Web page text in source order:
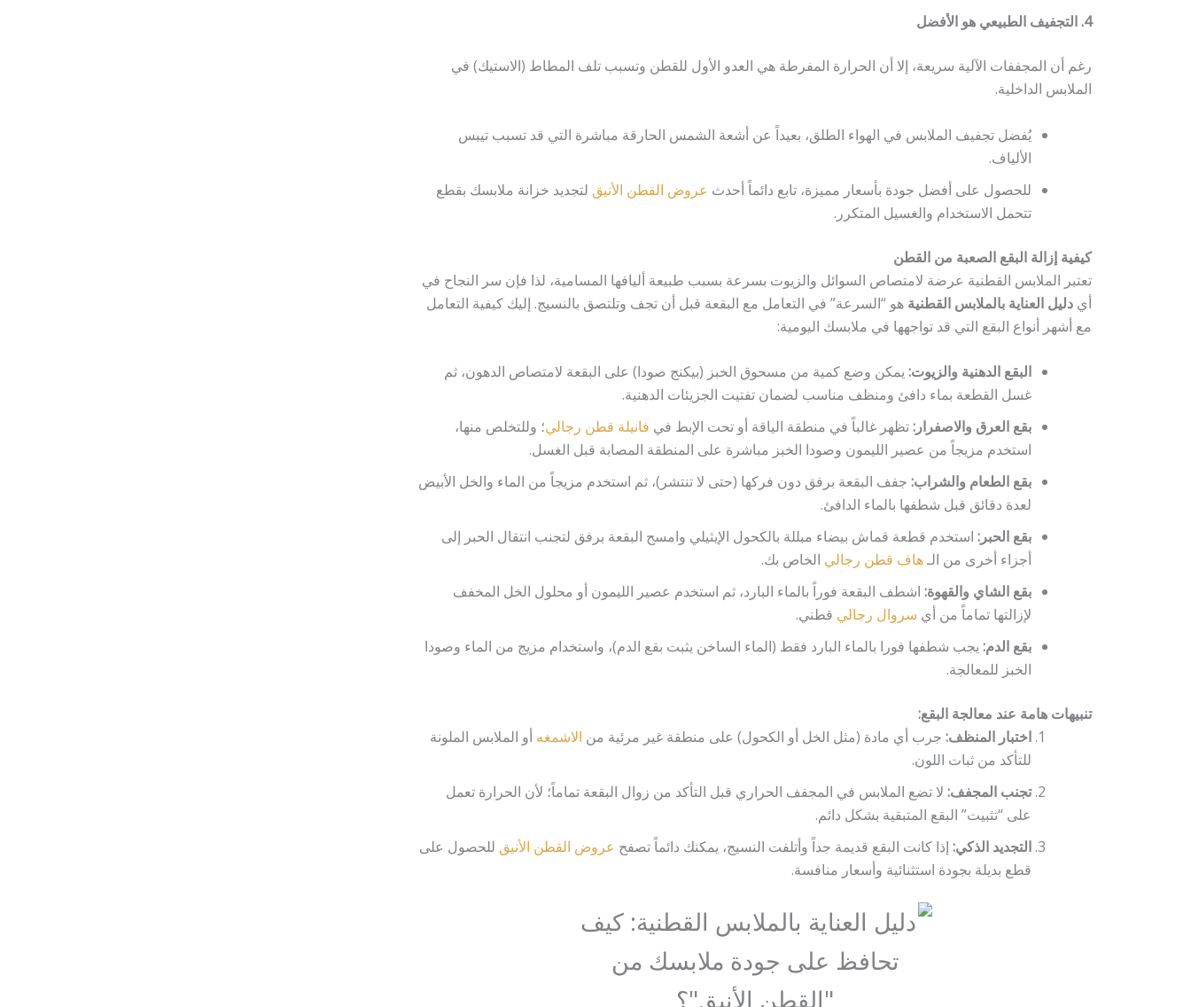
4. التجفيف الطبيعي هو الأفضل
رغم أن المجففات الآلية سريعة، إلا أن الحرارة المفرطة هي العدو الأول للقطن وتسبب تلف المطاط (الاستيك) في
الملابس الداخلية.
يُفضل تجفيف الملابس في الهواء الطلق، بعيداً عن أشعة الشمس الحارقة مباشرة التي قد تسبب تيبس
الألياف.
للحصول على أفضل جودة بأسعار مميزة، تابع دائماً أحدث عروض القطن الأنيق لتجديد خزانة ملابسك بقطع
تتحمل الاستخدام والغسيل المتكرر.
كيفية إزالة البقع الصعبة من القطن
تعتبر الملابس القطنية عرضة لامتصاص السوائل والزيوت بسرعة بسبب طبيعة أليافها المسامية، لذا فإن سر النجاح في
أي دليل العناية بالملابس القطنية هو “السرعة” في التعامل مع البقعة قبل أن تجف وتلتصق بالنسيج. إليك كيفية التعامل
مع أشهر أنواع البقع التي قد تواجهها في ملابسك اليومية:
البقع الدهنية والزيوت: يمكن وضع كمية من مسحوق الخبز (بيكنج صودا) على البقعة لامتصاص الدهون، ثم
غسل القطعة بماء دافئ ومنظف مناسب لضمان تفتيت الجزيئات الدهنية.
بقع العرق والاصفرار:تظهر غالباً في منطقة الياقة أو تحت الإبط في فانيلة قطن رجالي؛ وللتخلص منها،
استخدم مزيجاً من عصير الليمون وصودا الخبز مباشرة على المنطقة المصابة قبل الغسل.
بقع الطعام والشراب: جفف البقعة برفق دون فركها (حتى لا تنتشر)، ثم استخدم مزيجاً من الماء والخل الأبيض
لعدة دقائق قبل شطفها بالماء الدافئ.
بقع الحبر: استخدم قطعة قماش بيضاء مبللة بالكحول الإيثيلي وامسح البقعة برفق لتجنب انتقال الحبر إلى
أجزاء أخرى من الـهاف قطن رجالي الخاص بك.
بقع الشاي والقهوة: اشطف البقعة فوراً بالماء البارد، ثم استخدم عصير الليمون أو محلول الخل المخفف
لإزالتها تماماً من أي سروال رجالي قطني.
بقع الدم: يجب شطفها فورا بالماء البارد فقط (الماء الساخن يثبت بقع الدم)، واستخدام مزيج من الماء وصودا
الخبز للمعالجة.
تنبيهات هامة عند معالجة البقع:
اختبار المنظف: جرب أي مادة (مثل الخل أو الكحول) على منطقة غير مرئية من الاشمغه أو الملابس الملونة
للتأكد من ثبات اللون.
تجنب المجفف: لا تضع الملابس في المجفف الحراري قبل التأكد من زوال البقعة تماماً؛ لأن الحرارة تعمل
على “تثبيت” البقع المتبقية بشكل دائم.
التجديد الذكي:إذا كانت البقع قديمة جداً وأتلفت النسيج، يمكنك دائماً تصفح عروض القطن الأنيق للحصول على
قطع بديلة بجودة استثنائية وأسعار منافسة.